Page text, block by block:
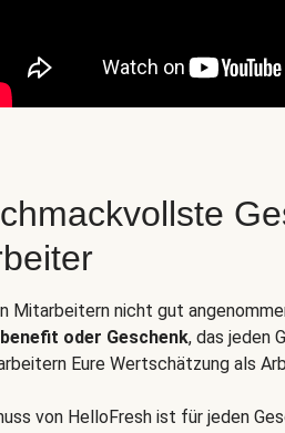
Mitarbeitern nicht gut
oder Geschenk, das jeden
Eure Wertschätzung als
von HelloFresh ist für jeden